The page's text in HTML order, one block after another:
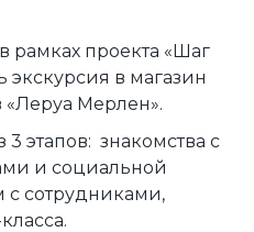
рамках проекта «Шаг
экскурсия в магазин
«Леруа Мерлен».
3 этапов: знакомства с
и социальной
сотрудниками,